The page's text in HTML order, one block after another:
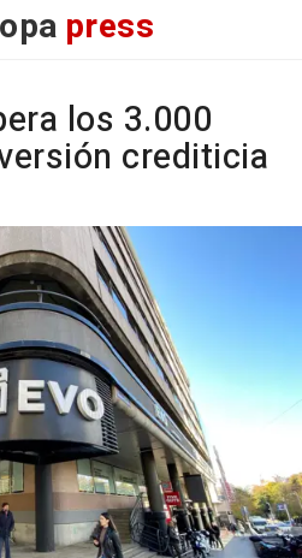
press
los 3.000
crediticia